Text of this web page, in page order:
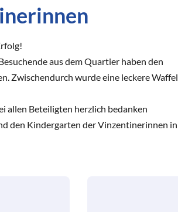
aus dem Quartier haben den
Zwischendurch wurde eine leckere Waffel
allen Beteiligten herzlich bedanken
den Kindergarten der Vinzentinerinnen in